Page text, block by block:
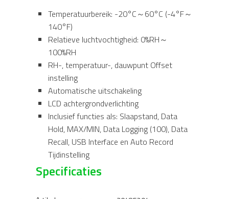
Temperatuurbereik: -20°C～60°C (-4°F～
140°F)
Relatieve luchtvochtigheid: 0%RH～
100%RH
RH-, temperatuur-, dauwpunt Offset
instelling
Automatische uitschakeling
LCD achtergrondverlichting
Inclusief functies als: Slaapstand, Data
Hold, MAX/MIN, Data Logging (100), Data
Recall, USB Interface en Auto Record
Tijdinstelling
Specificaties